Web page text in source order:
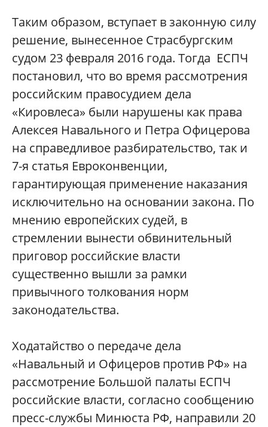
Таким образом, вступает в законную силу
решение, вынесенное Страсбургским
судом 23 февраля 2016 года. Тогда ЕСПЧ
постановил, что во время рассмотрения
российским правосудием дела
«Кировлеса» были нарушены как права
Алексея Навального и Петра Офицерова
на справедливое разбирательство, так и
7-я статья Евроконвенции,
гарантирующая применение наказания
исключительно на основании закона. По
мнению европейских судей, в
стремлении вынести обвинительный
приговор российские власти
существенно вышли за рамки
привычного толкования норм
законодательства.
Ходатайство о передаче дела
«Навальный и Офицеров против РФ» на
рассмотрение Большой палаты ЕСПЧ
российские власти, согласно сообщению
пресс-службы Минюста РФ, направили 20